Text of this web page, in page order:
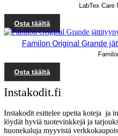
LabTex
Osta täältä
Familon Original Grande
Osta täältä
Instakodit.fi
Instakodit esittelee upeita koteja ja
löydät hyviä tuotevinkkejä ja
huonekaluja myyvistä